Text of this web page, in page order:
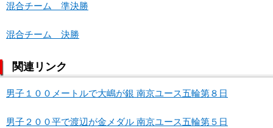
混合チーム 準決勝
混合チーム 決勝
関連リンク
男子１００メートルで大嶋が銀 南京ユース五輪第８日
男子２００平で渡辺が金メダル 南京ユース五輪第５日